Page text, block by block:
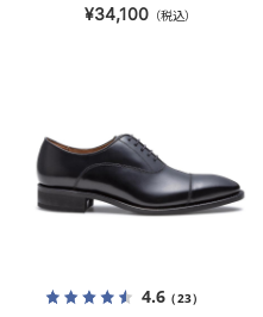
¥34,100 （税込）
4.6（23）